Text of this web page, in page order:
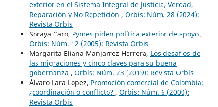
exterior en el Sistema Integral de Justicia, Verdad,
Reparación y No Repetición , Orbis: Núm. 28 (2024):
Revista Orbis
Soraya Caro, Pymes piden política exterior de apoyo ,
Orbis: Núm. 12 (2005): Revista Orbis
Margarita Eliana Manjarrez Herrera, Los desafíos de
las migraciones y cinco claves para su buena
gobernanza , Orbis: Núm. 23 (2019): Revista Orbis
Álvaro Lara López, Promoción comercial de Colombia:
¿coordinación o conflicto? , Orbis: Núm. 6 (2000):
Revista Orbis